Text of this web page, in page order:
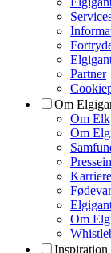
Partner
Om
Om
Om
Om
Inspiration